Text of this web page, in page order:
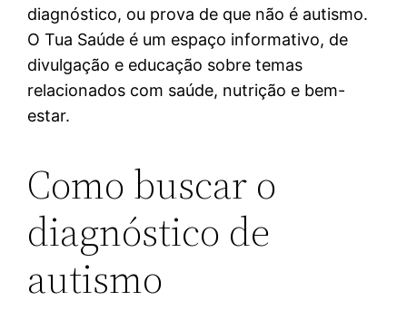
diagnóstico, ou prova de que não é autismo.
O Tua Saúde é um espaço informativo, de
divulgação e educação sobre temas
relacionados com saúde, nutrição e bem-
estar.
Como buscar o
diagnóstico de
autismo